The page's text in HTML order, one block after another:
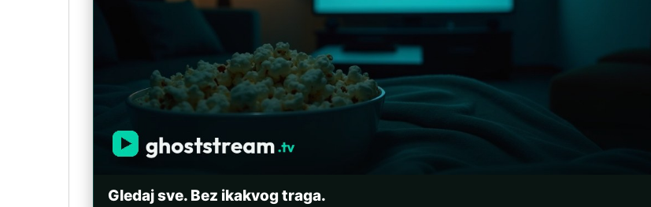
Gledaj sve. Bez ikakvog traga.